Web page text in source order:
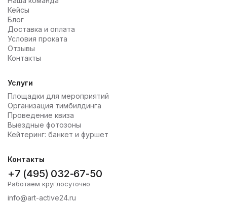
Кейсы
Блог
Доставка и оплата
Условия проката
Отзывы
Контакты
Услуги
Площадки для мероприятий
Организация тимбилдинга
Проведение квиза
Выездные фотозоны
Кейтеринг: банкет и фуршет
Контакты
+7 (495) 032-67-50
Работаем круглосуточно
info@art-active24.ru